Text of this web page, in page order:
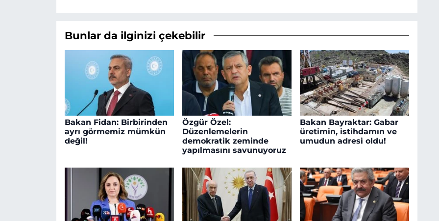
Bunlar da ilginizi çekebilir
Bakan Fidan: Birbirinden
ayrı görmemiz mümkün
değil!
Özgür Özel:
Düzenlemelerin
demokratik zeminde
yapılmasını savunuyoruz
Bakan Bayraktar: Gabar
üretimin, istihdamın ve
umudun adresi oldu!